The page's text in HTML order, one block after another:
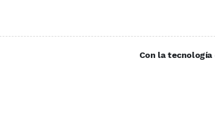
Con la tecnología